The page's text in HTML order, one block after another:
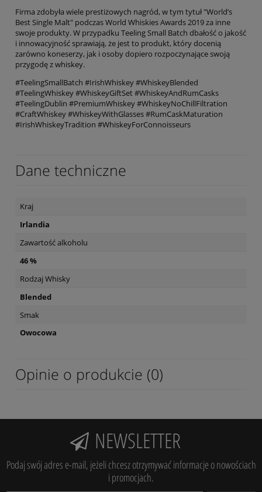
Firma zdobyła wiele prestiżowych nagród, w tym tytuł "World’s
Best Single Malt" podczas World Whiskies Awards 2019 za inne
swoje produkty. W przypadku Teeling Small Batch dbałość o jakość
i innowacyjność sprawiają, że jest to produkt, który docenią
zarówno koneserzy, jak i osoby dopiero rozpoczynające swoją
przygodę z whiskey.
#TeelingSmallBatch #IrishWhiskey #WhiskeyBlended
#TeelingWhiskey #WhiskeyGiftSet #WhiskeyAndRumCasks
#TeelingDublin #PremiumWhiskey #WhiskeyNoChillFiltration
#CraftWhiskey #WhiskeyWithGlasses #RumCaskMaturation
#IrishWhiskeyTradition #WhiskeyForConnoisseurs
Dane techniczne
Kraj
Irlandia
Zawartość alkoholu
46 %
Rodzaj Whisky
Blended
Smak
Owocowa
Opinie o produkcie (0)
NEWSLETTER
Podaj swój adres e-mail, jeżeli chcesz otrzymywać informacje o nowościach
i promocjach.